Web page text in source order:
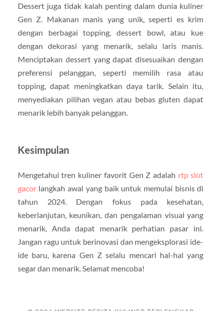
Dessert juga tidak kalah penting dalam dunia kuliner
Gen Z. Makanan manis yang unik, seperti es krim
dengan berbagai topping, dessert bowl, atau kue
dengan dekorasi yang menarik, selalu laris manis.
Menciptakan dessert yang dapat disesuaikan dengan
preferensi pelanggan, seperti memilih rasa atau
topping, dapat meningkatkan daya tarik. Selain itu,
menyediakan pilihan vegan atau bebas gluten dapat
menarik lebih banyak pelanggan.
Kesimpulan
Mengetahui tren kuliner favorit Gen Z adalah rtp slot
gacorlangkah awal yang baik untuk memulai bisnis di
tahun 2024. Dengan fokus pada kesehatan,
keberlanjutan, keunikan, dan pengalaman visual yang
menarik, Anda dapat menarik perhatian pasar ini.
Jangan ragu untuk berinovasi dan mengeksplorasi ide-
ide baru, karena Gen Z selalu mencari hal-hal yang
segar dan menarik. Selamat mencoba!